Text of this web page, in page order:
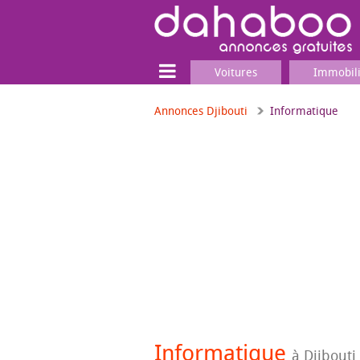
Voitures
Annonces Djibouti Informatique
Informatique à Djibouti